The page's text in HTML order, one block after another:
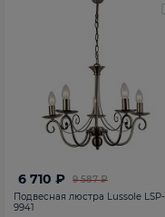
9 587 ₽
6 710 ₽
Подвесная люстра Lussole LSP-
9941